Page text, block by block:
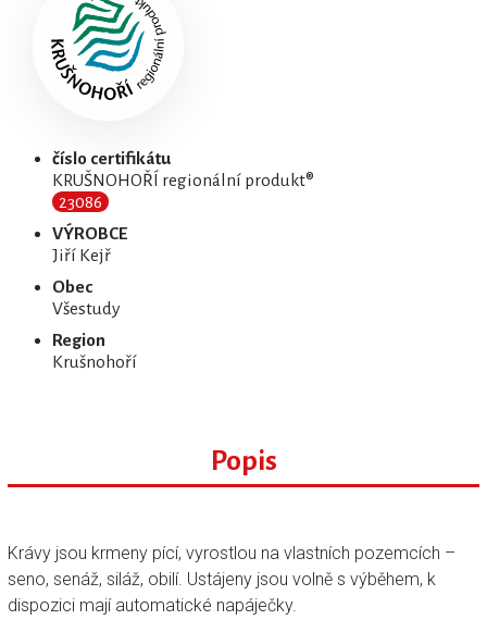
číslo certifikátu
KRUŠNOHOŘÍ regionální produkt®
23086
VÝROBCE
Jiří Kejř
Obec
Všestudy
Region
Krušnohoří
Popis
Krávy jsou krmeny pící, vyrostlou na vlastních pozemcích –
seno, senáž, siláž, obilí. Ustájeny jsou volně s výběhem, k
dispozici mají automatické napáječky.